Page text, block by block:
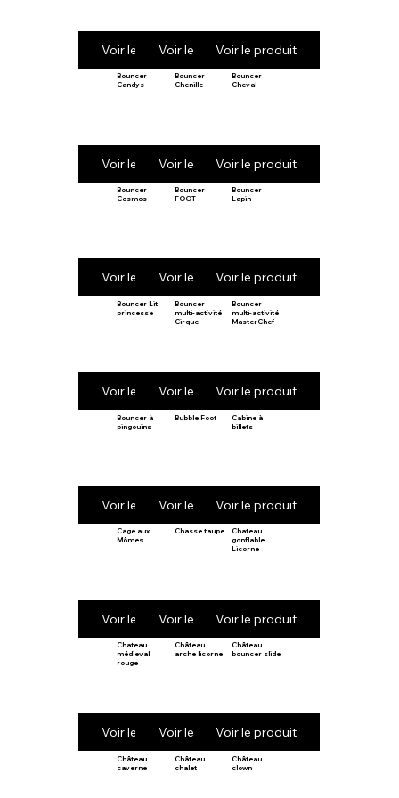
Voir le produitVoir le produitVoir le produit
Bouncer
Candys
Voir le produit
Bouncer
Chenille
Voir le produit
Bouncer
Cheval
Voir le produit
Bouncer
Cosmos
Voir le produit
Bouncer
FOOT
Voir le produit
Bouncer
Lapin
Voir le produit
Bouncer Lit
princesse
Voir le produit
Bouncer
multi-activité
Cirque
Voir le produit
Bouncer
multi-activité
MasterChef
Voir le produit
Bouncer à
pingouins
Voir le produit
Bubble Foot
Voir le produit
Cabine à
billets
Voir le produit
Cage aux
Mômes
Voir le produit
Chasse taupe
Voir le produit
Chateau
gonflable
Licorne
Voir le produit
Chateau
médieval
rouge
Voir le produit
Château
arche licorne
Voir le produit
Château
bouncer slide
Voir le produit
Château
caverne
Château
chalet
Château
clown